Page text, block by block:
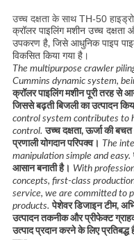
NEWS
साइटमैप
गोपनीयता
नीति
उच्च दक्षता के साथ TH-50
क्रॉलर पाइलिंग मशीन उच्च दक्षता
उपकरण है, जिसे आधुनिक पाइप
विकसित किया गया है।
The multipurpose crawler
Cummins dynamic system,
क्रॉलर पाइलिंग मशीन पूरी तरह से
जिससे बढ़ती बिजली का उत्पादन
control system contributes to
control. उच्च दक्षता, ऊर्जा की
प्रणाली योगदान परिपक्व। The
manipulation simple and easy.
आसान बनाती है। With
concepts, first-class
service, we are committed to
products. पेशेवर डिजाइन टीम,
उत्पादन तकनीक और प्रीफेक्ट
उत्पाद प्रदान करने के लिए प्रतिबद्ध